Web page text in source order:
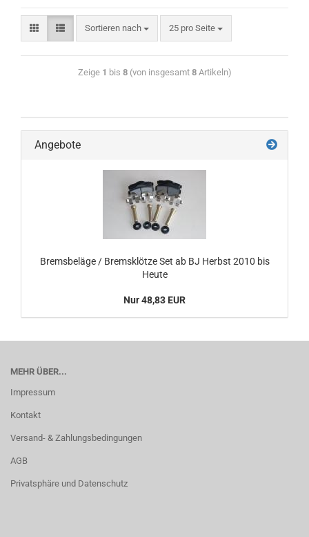
Sortieren nach 25 pro Seite
Zeige 1 bis 8(von insgesamt 8Artikeln)
Angebote
Bremsbeläge / Bremsklötze Set ab BJ Herbst 2010 bis
Heute
Nur 48,83 EUR
MEHR ÜBER...
Impressum
Kontakt
Versand- & Zahlungsbedingungen
AGB
Privatsphäre und Datenschutz